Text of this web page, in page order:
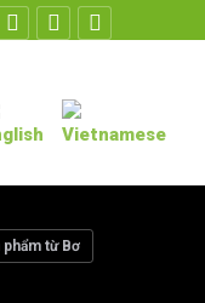
Facebook
TwitterYouTube
phẩm từ Bơ